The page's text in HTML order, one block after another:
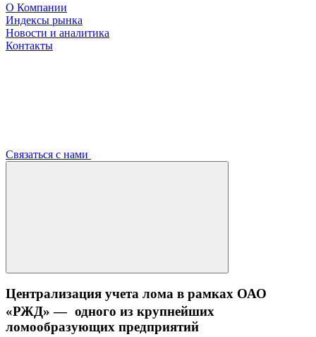
О Компании
Индексы рынка
Новости и аналитика
Контакты
Связаться с нами
Централизация учета лома в рамках ОАО
«РЖД» — одного из крупнейших
ломообразующих предприятий